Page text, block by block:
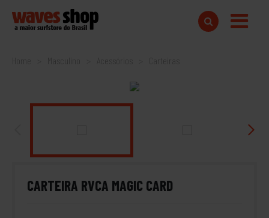
Home
CARTEIRA RVCA MAGIC CARD